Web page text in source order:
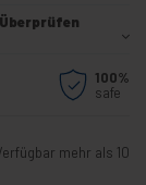
Überprüfen
100%
safe
mehr als 10